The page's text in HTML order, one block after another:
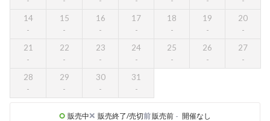
14 15 16 17 18 19 20
21 22 23 24 25 26 27
28 29 30 31
販売中 販売終了/売切前販売前 - 開催なし